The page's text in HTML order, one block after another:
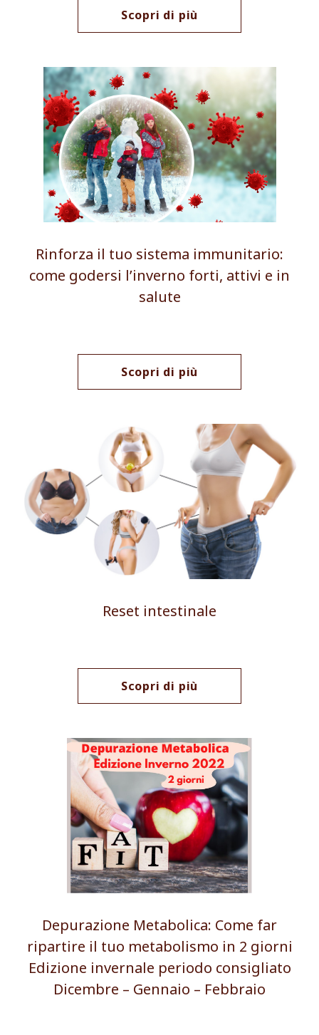
Scopri di più
Rinforza il tuo sistema immunitario:
come godersi l’inverno forti, attivi e in
salute
Scopri di più
Reset intestinale
Scopri di più
Depurazione Metabolica: Come far
ripartire il tuo metabolismo in 2 giorni
Edizione invernale periodo consigliato
Dicembre – Gennaio – Febbraio